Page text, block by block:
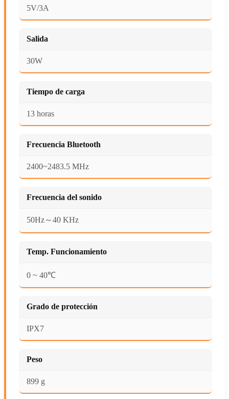
5V/3A
Salida
30W
Tiempo de carga
13 horas
Frecuencia Bluetooth
2400~2483.5 MHz
Frecuencia del sonido
50Hz～40 KHz
Temp. Funcionamiento
0 ~ 40℃
Grado de protección
IPX7
Peso
899 g